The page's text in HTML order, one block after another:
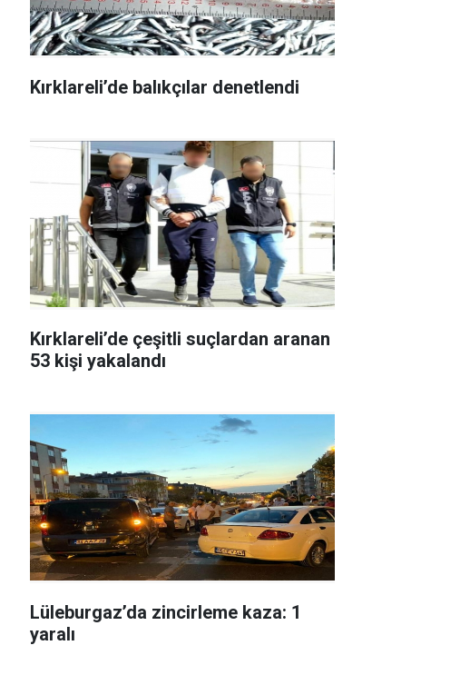
Kırklareli’de balıkçılar denetlendi
Kırklareli’de çeşitli suçlardan aranan
53 kişi yakalandı
Lüleburgaz’da zincirleme kaza: 1
yaralı